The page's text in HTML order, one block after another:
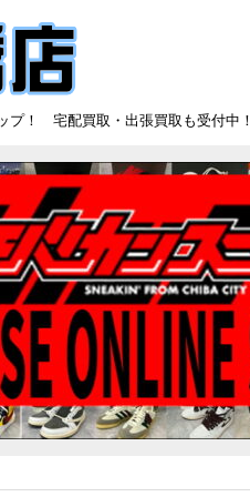
プ！ 宅配買取・出張買取も受付中！